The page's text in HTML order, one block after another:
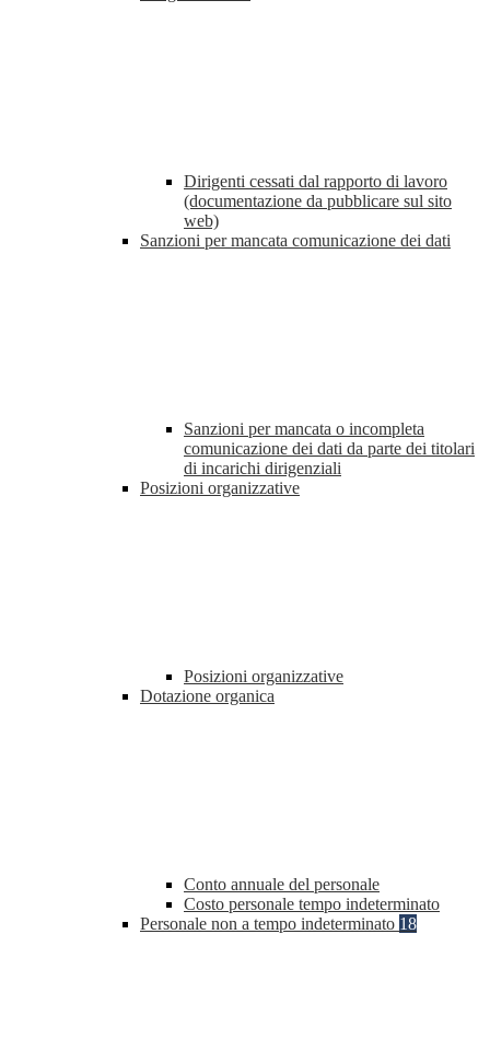
Dirigenti cessati dal rapporto di lavoro
(documentazione da pubblicare sul sito
web)
Sanzioni per mancata comunicazione dei dati
Sanzioni per mancata o incompleta
comunicazione dei dati da parte dei titolari
di incarichi dirigenziali
Posizioni organizzative
Posizioni organizzative
Dotazione organica
Conto annuale del personale
Costo personale tempo indeterminato
Personale non a tempo indeterminato 18